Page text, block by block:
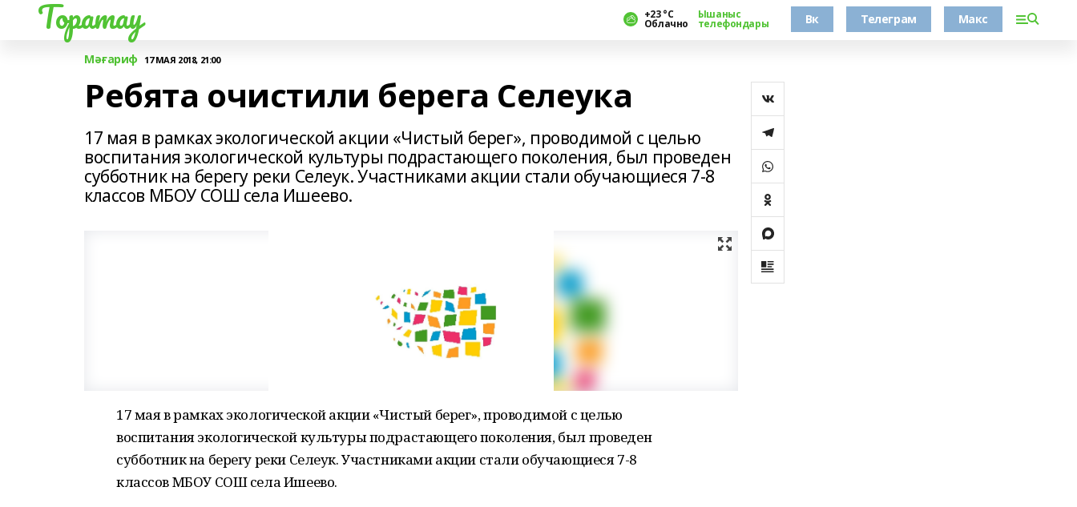
Торатау +23 °С
Облачно
Ышаныс
телефондары Вк Телеграм Макс
Мәғариф 17 МАЯ 2018, 21:00
Ребята очистили берега Селеука
17 мая в рамках экологической акции «Чистый берег», проводимой с целью
воспитания экологической культуры подрастающего поколения, был проведен
субботник на берегу реки Селеук. Участниками акции стали обучающиеся 7-8
классов МБОУ СОШ села Ишеево.
17 мая в рамках экологической акции «Чистый берег», проводимой с целью
воспитания экологической культуры подрастающего поколения, был проведен
субботник на берегу реки Селеук. Участниками акции стали обучающиеся 7-8
классов МБОУ СОШ села Ишеево.